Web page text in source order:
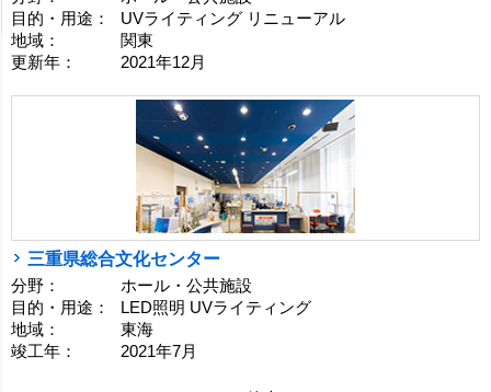
目的・用途：
UVライティング リニューアル
地域：
関東
更新年：
2021年12月
三重県総合文化センター
分野：
ホール・公共施設
目的・用途：
LED照明 UVライティング
地域：
東海
竣工年：
2021年7月